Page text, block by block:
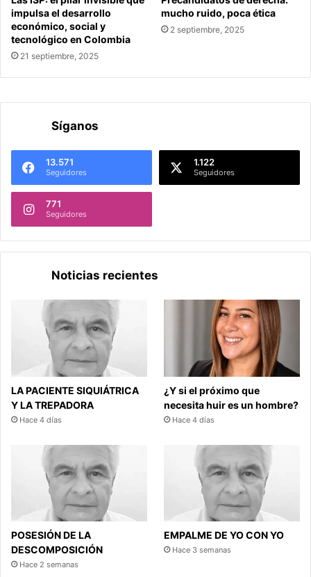
impulsa el desarrollo
económico, social y
tecnológico en Colombia
21 septiembre, 2025
mucho ruido, poca ética
2 septiembre, 2025
Síganos
13.571
Seguidores
1.122
Seguidores
771
Seguidores
Noticias recientes
LA PACIENTE SIQUIÁTRICA
Y LA TREPADORA
Hace 4 días
¿Y si el próximo que
necesita huir es un hombre?
Hace 4 días
POSESIÓN DE LA
DESCOMPOSICIÓN
Hace 2 semanas
EMPALME DE YO CON YO
Hace 3 semanas